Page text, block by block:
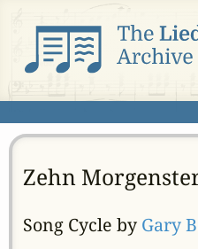
Zehn
Song Cycle by Gary